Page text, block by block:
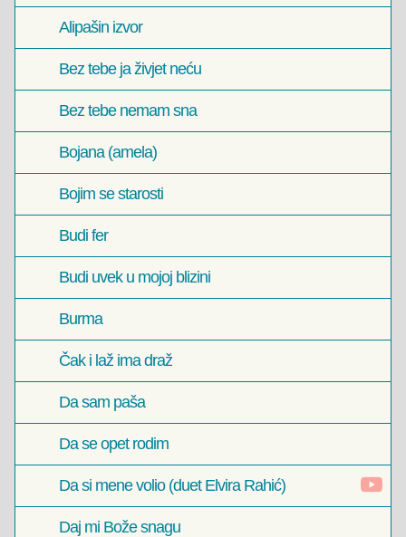
Alipašin izvor
Bez tebe ja živjet neću
Bez tebe nemam sna
Bojana (amela)
Bojim se starosti
Budi fer
Budi uvek u mojoj blizini
Burma
Čak i laž ima draž
Da sam paša
Da se opet rodim
Da si mene volio (duet Elvira Rahić)
Daj mi Bože snagu